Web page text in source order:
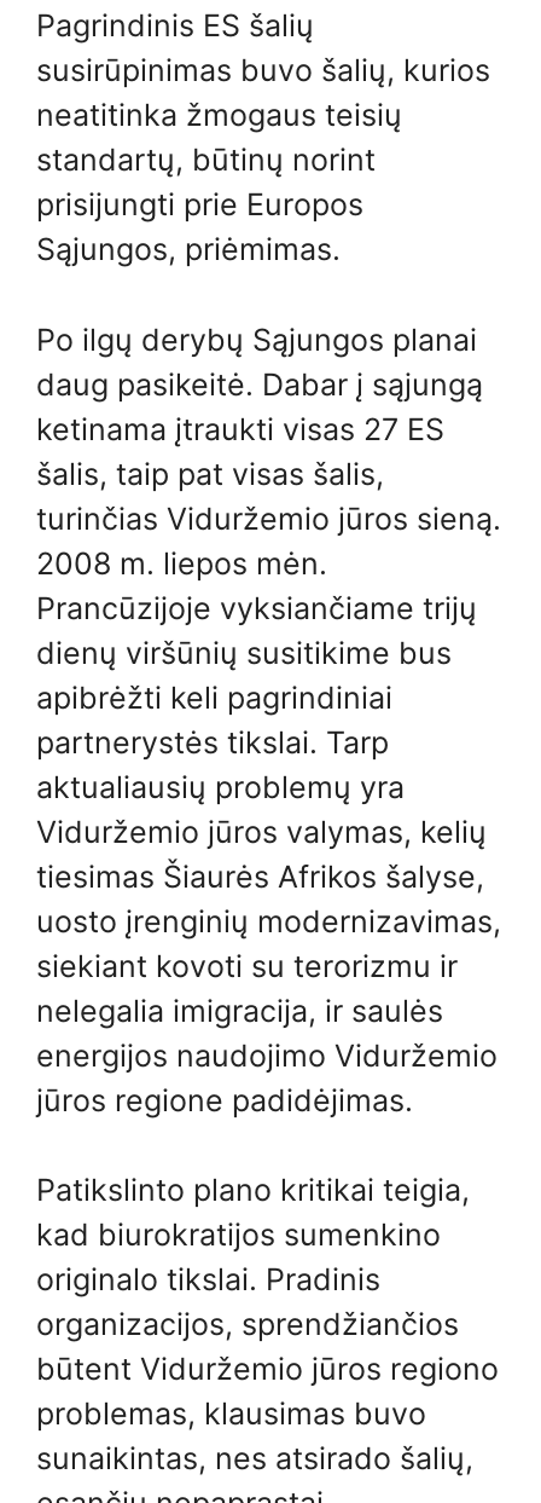
Pagrindinis ES šalių
susirūpinimas buvo šalių, kurios
neatitinka žmogaus teisių
standartų, būtinų norint
prisijungti prie Europos
Sąjungos, priėmimas.
Po ilgų derybų Sąjungos planai
daug pasikeitė. Dabar į sąjungą
ketinama įtraukti visas 27 ES
šalis, taip pat visas šalis,
turinčias Viduržemio jūros sieną.
2008 m. liepos mėn.
Prancūzijoje vyksiančiame trijų
dienų viršūnių susitikime bus
apibrėžti keli pagrindiniai
partnerystės tikslai. Tarp
aktualiausių problemų yra
Viduržemio jūros valymas, kelių
tiesimas Šiaurės Afrikos šalyse,
uosto įrenginių modernizavimas,
siekiant kovoti su terorizmu ir
nelegalia imigracija, ir saulės
energijos naudojimo Viduržemio
jūros regione padidėjimas.
Patikslinto plano kritikai teigia,
kad biurokratijos sumenkino
originalo tikslai. Pradinis
organizacijos, sprendžiančios
būtent Viduržemio jūros regiono
problemas, klausimas buvo
sunaikintas, nes atsirado šalių,